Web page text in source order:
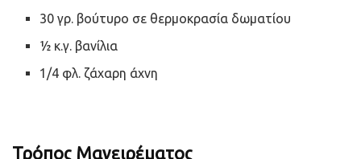
30 γρ. βούτυρο σε θερμοκρασία δωματίου
½ κ.γ. βανίλια
1/4 φλ. ζάχαρη άχνη
Τρόπος Μαγειρέματος